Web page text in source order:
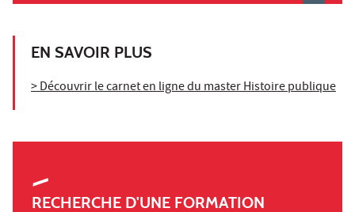
EN SAVOIR PLUS
> Découvrir le carnet en ligne du master Histoire publique
RECHERCHE D'UNE FORMATION